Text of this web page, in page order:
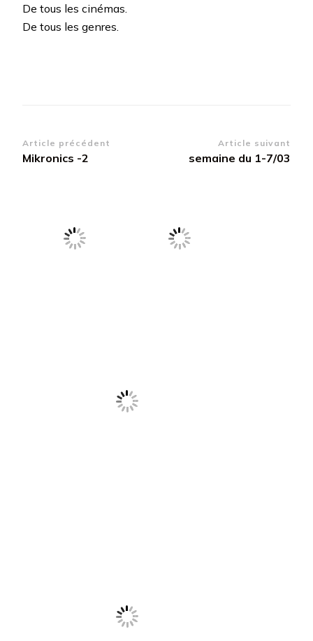
De tous les cinémas.
De tous les genres.
Navigation
d’article
Article précédent
Mikronics -2
Article suivant
semaine du 1-7/03